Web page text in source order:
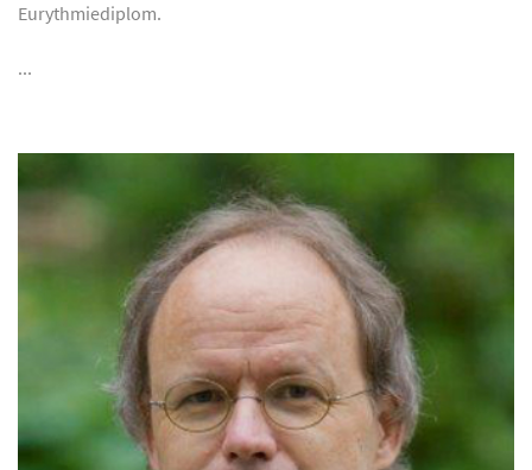
Eurythmiediplom.
...